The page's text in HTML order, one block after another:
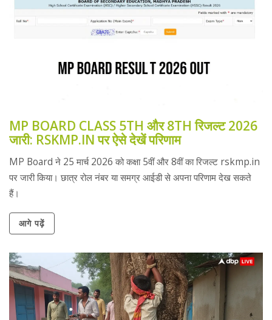
MP BOARD CLASS 5TH और 8TH रिजल्ट 2026
जारी: RSKMP.IN पर ऐसे देखें परिणाम
MP Board ने 25 मार्च 2026 को कक्षा 5वीं और 8वीं का रिजल्ट rskmp.in
पर जारी किया। छात्र रोल नंबर या समग्र आईडी से अपना परिणाम देख सकते
हैं।
आगे पढ़ें